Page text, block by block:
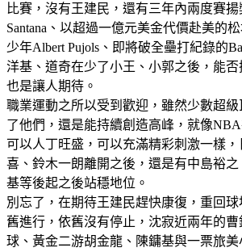
比賽，沒有王建民，還有三年內兩度賽揚
Santana、以超過一億元美金代價赴美的
少年Albert Pujols、即將破全壘打紀錄的
洋基、道奇在少了小王、小郭之後，能否
也是讓人期待。
職業運動之所以受到歡迎，雖然少數超
了他們，還是能持續創造高峰，就像
可以人丁旺盛，可以充滿精彩刺激一樣
喜、鈴木一朗離開之後，還是有中島裕之
基等後起之後站穩地位。
別忘了，在期待王建民趕快康復，重回
舊進行，依舊沒有停止，沈寂近兩年的
球、黃金二游胡金龍、陳鏞基與一票旅